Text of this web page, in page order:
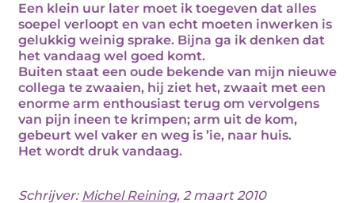
Een klein uur later moet ik toegeven dat alles
soepel verloopt en van echt moeten inwerken is
gelukkig weinig sprake. Bijna ga ik denken dat
het vandaag wel goed komt.
Buiten staat een oude bekende van mijn nieuwe
collega te zwaaien, hij ziet het, zwaait met een
enorme arm enthousiast terug om vervolgens
van pijn ineen te krimpen; arm uit de kom,
gebeurt wel vaker en weg is ’ie, naar huis.
Het wordt druk vandaag.
Schrijver: Michel Reining, 2 maart 2010